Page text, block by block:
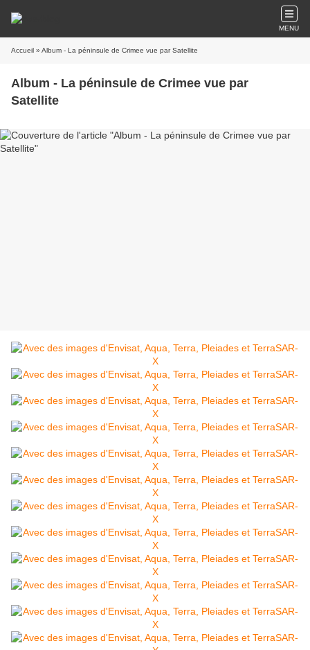
MENU
Accueil » Album - La péninsule de Crimee vue par Satellite
Album - La péninsule de Crimee vue par
Satellite